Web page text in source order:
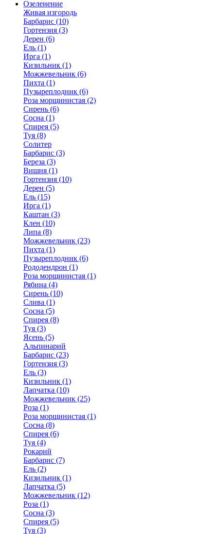
Озеленение
Живая изгородь
Барбарис (10)
Гортензия (3)
Дерен (6)
Ель (1)
Ирга (1)
Кизильник (1)
Можжевельник (6)
Пихта (1)
Пузыреплодник (6)
Роза морщинистая (2)
Сирень (6)
Сосна (1)
Спирея (5)
Туя (8)
Солитер
Барбарис (3)
Береза (3)
Вишня (1)
Гортензия (10)
Дерен (5)
Ель (15)
Ирга (1)
Каштан (3)
Клен (10)
Липа (8)
Можжевельник (23)
Пихта (1)
Пузыреплодник (6)
Рододендрон (1)
Роза морщинистая (1)
Рябина (4)
Сирень (10)
Слива (1)
Сосна (5)
Спирея (8)
Туя (3)
Ясень (5)
Альпинарий
Барбарис (23)
Гортензия (3)
Ель (3)
Кизильник (1)
Лапчатка (10)
Можжевельник (25)
Роза (1)
Роза морщинистая (1)
Сосна (8)
Спирея (6)
Туя (4)
Рокарий
Барбарис (7)
Ель (2)
Кизильник (1)
Лапчатка (5)
Можжевельник (12)
Роза (1)
Сосна (3)
Спирея (5)
Туя (3)